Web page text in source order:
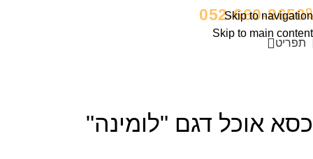
Skip to navigation
Skip to main content
052-660-8650
תפריט
כסא אוכל דגם "לומינה"